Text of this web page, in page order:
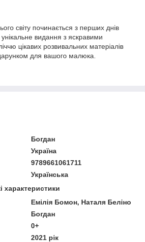
світу починається з перших днів
видання з яскравими
цікавих розвивальних матеріалів
для вашого малюка.
Богдан
Україна
9789661061711
Українська
характеристики
Емілія Бомон, Наталя Беліно
Богдан
0+
2021 рік